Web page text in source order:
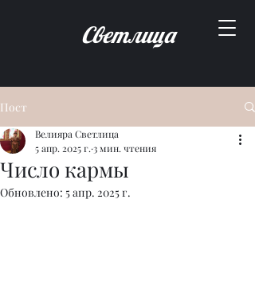
Светлица
Пост
Число кармы
Велияра Светлица
5 апр. 2025 г. 3 мин. чтения
Обновлено: 5 апр. 2025 г.